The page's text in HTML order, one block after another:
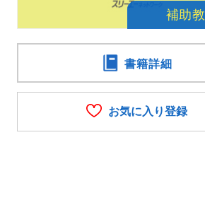
書籍詳細
お気に入り登録